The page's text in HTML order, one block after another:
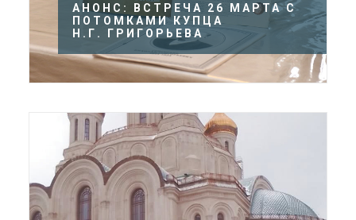
АНОНС: ВСТРЕЧА 26 МАРТА С
ПОТОМКАМИ КУПЦА
Н.Г. ГРИГОРЬЕВА